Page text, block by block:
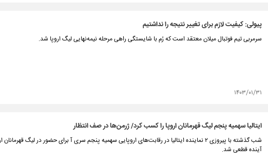
پیولی: کیفیت لازم برای تغییر نتیجه را نداشتیم
سرمربی تیم فوتبال میلان معتقد است که رُم با شایستگی راهی مرحله نیمه‌نهایی لیگ اروپا شد.
۱۴۰۳/۰۱/۳۱
ایتالیا سهمیه پنجم لیگ قهرمانان اروپا را کسب کرد/ ژرمن‌ها در صف انتظار
شب گذشته با پیروزی ۲ نماینده ایتالیا در رقابت‌های اروپایی سهمیه پنجم سری آ برای حضور در لیگ
آینده قطعی شد.